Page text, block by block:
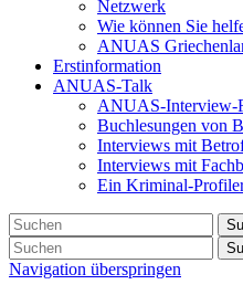
Netzwerk
Wie können Sie
ANUAS
Erstinformation
ANUAS-Talk
ANUAS-Interview-
Buchlesungen von
Interviews mit
Interviews mit
Ein Kriminal-
Navigation überspringen